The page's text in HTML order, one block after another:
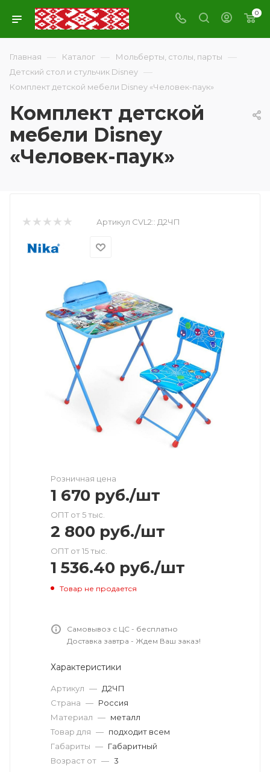
0
Главная — Каталог — Мольберты, столы, парты —
Детский стол и стульчик Disney —
Комплект детской мебели Disney «Человек-паук»
Комплект детской
мебели Disney
«Человек-паук»
Артикул CVL2:: Д2ЧП
Розничная цена
1 670 руб./шт
ОПТ от 5 тыс.
2 800 руб./шт
ОПТ от 15 тыс.
1 536.40 руб./шт
Товар не продается
Самовывоз с ЦС - бесплатно
Доставка завтра - Ждем Ваш заказ!
Характеристики
Артикул — Д2ЧП
Страна — Россия
Материал — металл
Товар для — подходит всем
Габариты — Габаритный
Возраст от — 3